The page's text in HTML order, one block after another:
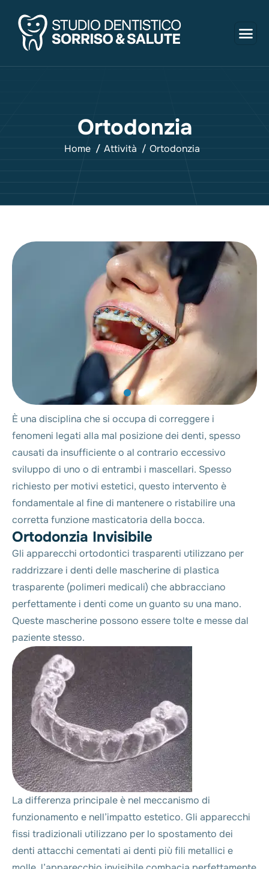
Ortodonzia
Home Attività Ortodonzia
È una disciplina che si occupa di correggere i
fenomeni legati alla mal posizione dei denti, spesso
causati da insufficiente o al contrario eccessivo
sviluppo di uno o di entrambi i mascellari. Spesso
richiesto per motivi estetici, questo intervento è
fondamentale al fine di mantenere o ristabilire una
corretta funzione masticatoria della bocca.
Ortodonzia Invisibile
Gli apparecchi ortodontici trasparenti utilizzano per
raddrizzare i denti delle mascherine di plastica
trasparente (polimeri medicali) che abbracciano
perfettamente i denti come un guanto su una mano.
Queste mascherine possono essere tolte e messe dal
paziente stesso.
La differenza principale è nel meccanismo di
funzionamento e nell’impatto estetico. Gli apparecchi
fissi tradizionali utilizzano per lo spostamento dei
denti attacchi cementati ai denti più fili metallici e